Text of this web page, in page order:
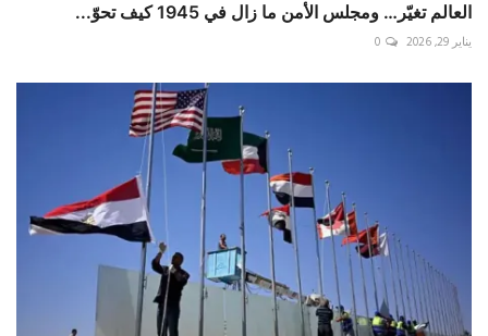
العالم تغيّر… ومجلس الأمن ما زال في 1945 كيف تحوّ...
يناير 29, 2026 0